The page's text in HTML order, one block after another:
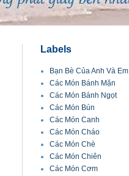
Labels
Bạn Bè Của Anh Và Em
Các Món Bánh Mặn
Các Món Bánh Ngọt
Các Món Bún
Các Món Canh
Các Món Cháo
Các Món Chè
Các Món Chiên
Các Món Cơm